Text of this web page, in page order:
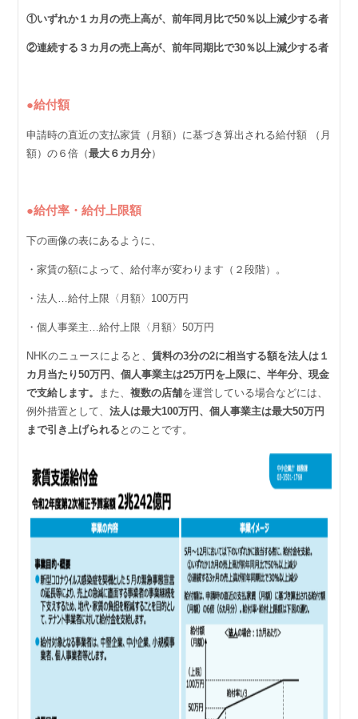
①いずれか１カ⽉の売上⾼が、前年同⽉⽐で50％以上減少する者
②連続する３カ⽉の売上⾼が、前年同期⽐で30％以上減少する者
●給付額
申請時の直近の⽀払家賃（⽉額）に基づき算出される給付額 （⽉
額）の６倍（最大６カ⽉分）
●給付率・給付上限額
下の画像の表にあるように、
・家賃の額によって、給付率が変わります（２段階）。
・法人…給付上限〈月額〉100万円
・個人事業主…給付上限〈月額〉50万円
NHKのニュースによると、賃料の3分の2に相当する額を法人は１
カ月当たり50万円、個人事業主は25万円を上限に、半年分、現金
で支給します。
また、複数の店舗を運営している場合などには、
例外措置として、法人は最大100万円、個人事業主は最大50万円
まで引き上げられる とのことです。